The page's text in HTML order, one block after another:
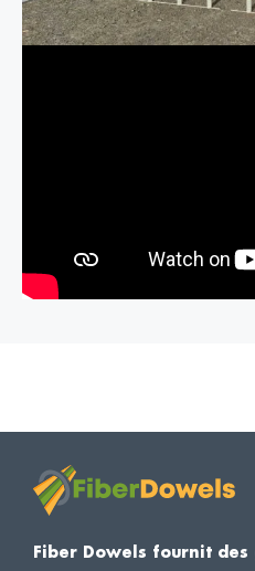
Fiber Dowels fournit